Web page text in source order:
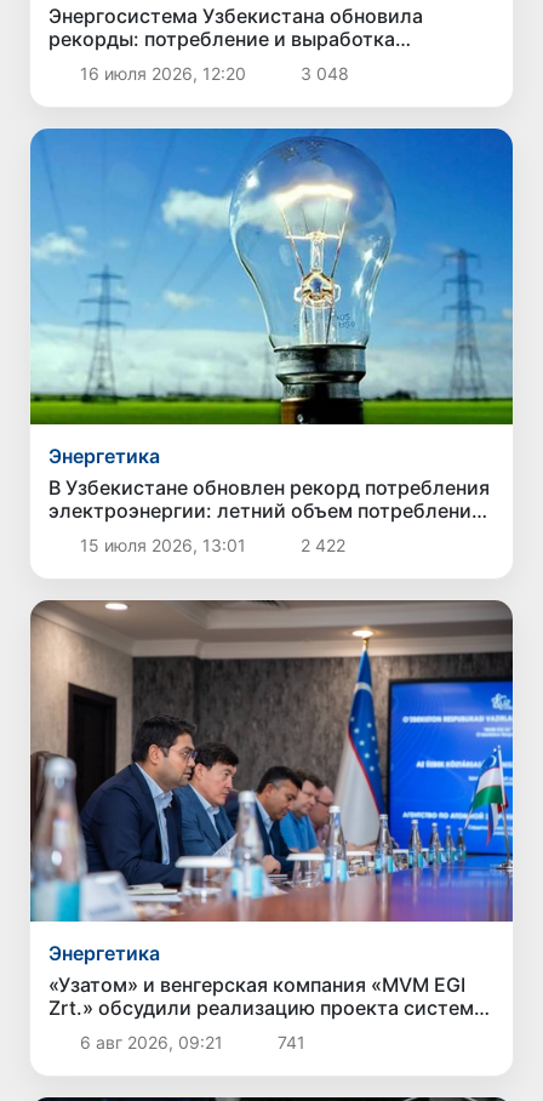
Энергосистема Узбекистана обновила
рекорды: потребление и выработка
электроэнергии достигли новых максимумов
16 июля 2026, 12:20 3 048
Энергетика
В Узбекистане обновлен рекорд потребления
электроэнергии: летний объем потребления
превысил зимний максимум
15 июля 2026, 13:01 2 422
Энергетика
«Узатом» и венгерская компания «MVM EGI
Zrt.» обсудили реализацию проекта систем
сухого охлаждения для АЭС
6 авг 2026, 09:21 741